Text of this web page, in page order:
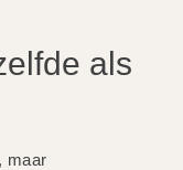
als
maar